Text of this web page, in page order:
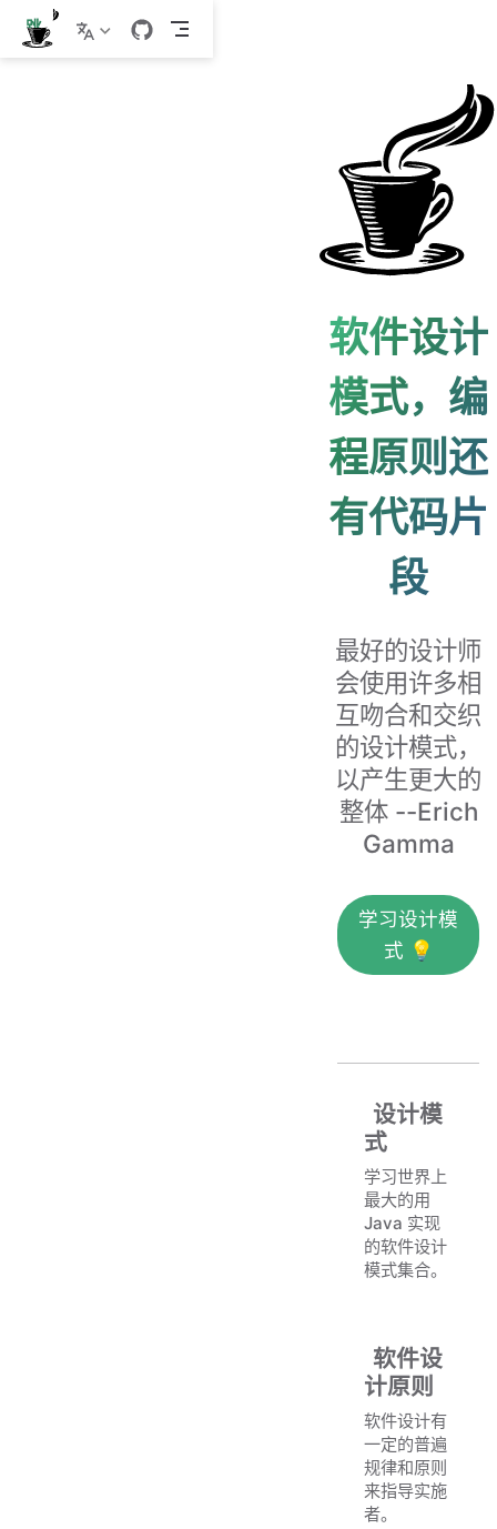
跳
至
软件设计
模式，编
程原则还
有代码片
段
最好的设计师
会使用许多相
互吻合和交织
的设计模式，
以产生更大的
整体 --Erich
Gamma
学习设计模
式 💡
设计模
式
学习世界上
最大的用
Java 实现
的软件设计
模式集合。
软件设
计原则
软件设计有
一定的普遍
规律和原则
来指导实施
者。